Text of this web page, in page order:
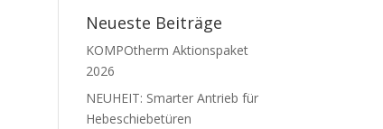
Neueste Beiträge
KOMPOtherm Aktionspaket
2026
NEUHEIT: Smarter Antrieb für
Hebeschiebetüren